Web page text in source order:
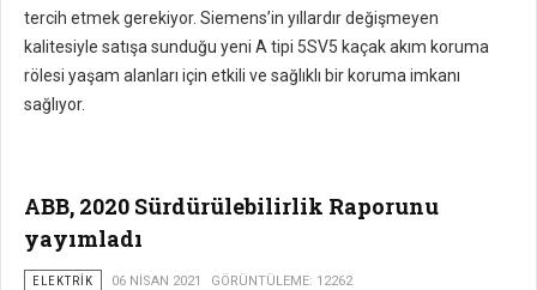
tercih etmek gerekiyor. Siemens’in yıllardır değişmeyen
kalitesiyle satışa sunduğu yeni A tipi 5SV5 kaçak akım koruma
rölesi yaşam alanları için etkili ve sağlıklı bir koruma imkanı
sağlıyor.
ABB, 2020 Sürdürülebilirlik Raporunu
yayımladı
ELEKTRIK 06 NISAN 2021 GÖRÜNTÜLEME: 12262